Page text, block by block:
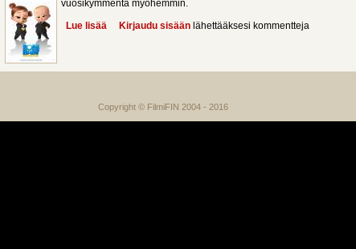
vuosikymmentä myöhemmin.
Lue lisää about The Boss Baby: Perhebisnes
Kirjaudu sisään lähettääksesi kommentteja
Copyright © FilmiFIN 2004 - 2016